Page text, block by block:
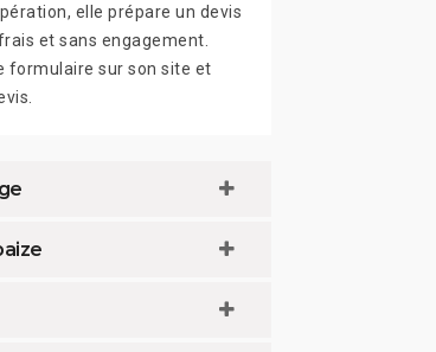
elle prépare un devis
et sans engagement.
formulaire sur son site et